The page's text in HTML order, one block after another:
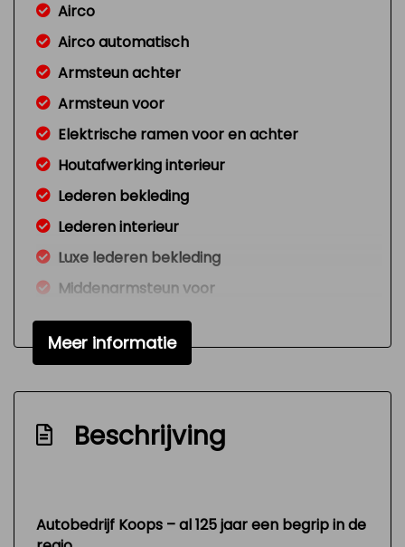
Airco
Airco automatisch
Armsteun achter
Armsteun voor
Elektrische ramen voor en achter
Houtafwerking interieur
Lederen bekleding
Lederen interieur
Luxe lederen bekleding
Middenarmsteun voor
Sportstuur
Stuur leder
Exterieur
Meer informatie
Beschrijving
Autobedrijf Koops – al 125 jaar een begrip in de